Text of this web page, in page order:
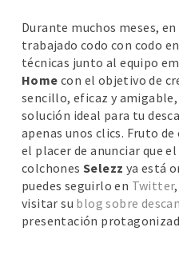
Durante muchos meses, en
trabajado codo con codo
técnicas junto al equipo
Home con el objetivo de
sencillo, eficaz y
solución ideal para tu
apenas unos clics. Fruto
el placer de anunciar que
colchones Selezz ya está
puedes seguirlo en Twitter,
visitar su blog sobre
presentación